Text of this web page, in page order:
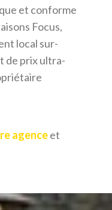
et conforme
Focus,
local sur-
de prix ultra-
agenceet